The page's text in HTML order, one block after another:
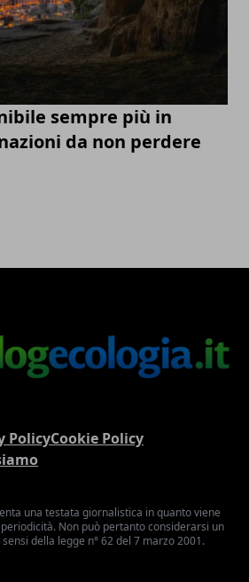
sempre più in
da non perdere
PolicyCookie Policy
una testata giornalistica in quanto viene
Non può pertanto considerarsi un
della legge n° 62 del 7 marzo 2001.